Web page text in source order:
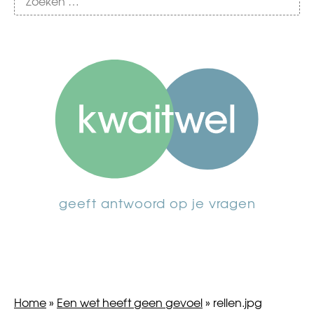
geeft antwoord op je vragen
Home» Een wet heeft geen gevoel» rellen.jpg